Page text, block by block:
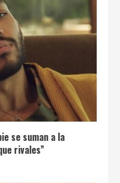
se suman a la
rivales”